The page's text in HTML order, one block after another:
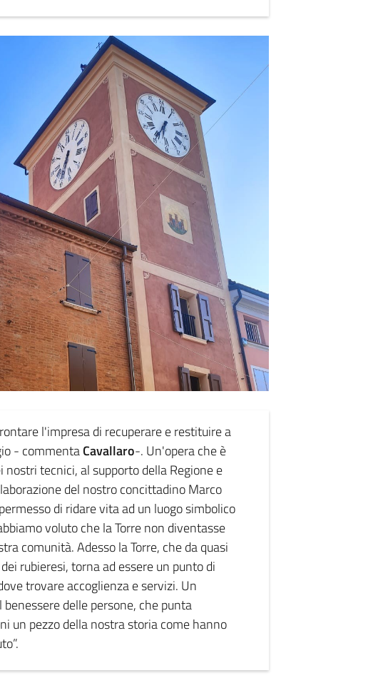
l'impresa di recuperare e restituire a
- commentaCavallaro-. Un'opera che è
tecnici, al supporto della Regione e
del nostro concittadino Marco
di ridare vita ad un luogo simbolico
voluto che la Torre non diventasse
comunità. Adesso la Torre, che da quasi
rubieresi, torna ad essere un punto di
trovare accoglienza e servizi. Un
delle persone, che punta
un pezzo della nostra storia come hanno